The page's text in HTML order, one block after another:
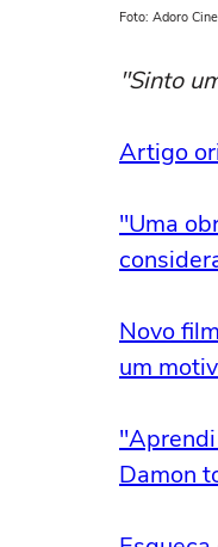
Foto: Adoro
"Sinto
Artigo
"Uma
Novo
um
Damon